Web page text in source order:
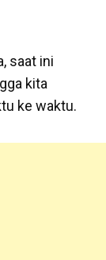
saat ini
kita
ke waktu.